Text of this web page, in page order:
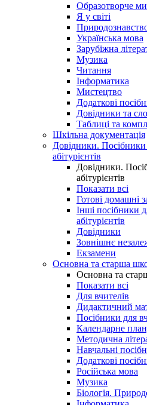
Образотворче
Я у світі
Українська мова
Зарубіжна
Музика
Читання
Інформатика
Мистецтво
Додаткові
Довідники та
Таблиці та
Шкільна документація
Довідники. Посібники
абітурієнтів
Довідники.
абітурієнтів
Показати всі
Готові домашні
Інші посібники
абітурієнтів
Довідники
Зовнішнє
Екзамени
Основна та старша
Основна та
Показати всі
Для вчителів
Дидактичний
Посібники для
Календарне
Методична
Навчальні
Додаткові
Російська мова
Музика
Біологія.